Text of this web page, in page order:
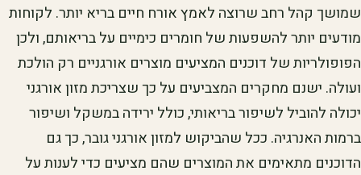
שמושך קהל רחב שרוצה לאמץ אורח חיים בריא יותר. לקוחות
מודעים יותר להשפעות של חומרים כימיים על בריאותם, ולכן
הפופולריות של דוכנים המציעים מוצרים אורגניים רק הולכת
ועולה. ישנם מחקרים המצביעים על כך שצריכת מזון אורגני
יכולה להוביל לשיפור בריאותי, כולל ירידה במשקל ושיפור
ברמות האנרגיה. ככל שהביקוש למזון אורגני גובר, כך גם
הדוכנים מתאימים את המוצרים שהם מציעים כדי לענות על